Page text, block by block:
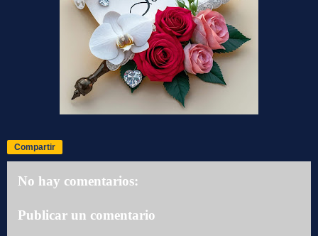
Compartir
No hay comentarios:
Publicar un comentario